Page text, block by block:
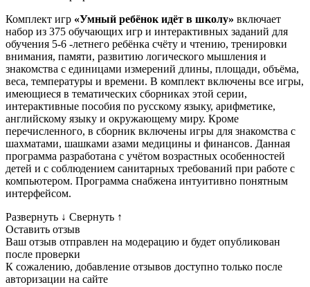
Комплект игр «Умный ребёнок идёт в школу» включает
набор из 375 обучающих игр и интерактивных заданий для
обучения 5-6 -летнего ребёнка счёту и чтению, тренировки
внимания, памяти, развитию логического мышления и
знакомства с единицами измерений длины, площади, объёма,
веса, температуры и времени. В комплект включены все игры,
имеющиеся в тематических сборниках этой серии,
интерактивные пособия по русскому языку, арифметике,
английскому языку и окружающему миру. Кроме
перечисленного, в сборник включены игры для знакомства с
шахматами, шашками азами медицины и финансов. Данная
программа разработана с учётом возрастных особенностей
детей и с соблюдением санитарных требований при работе c
компьютером. Программа снабжена интуитивно понятным
интерфейсом.
Развернуть ↓ Свернуть ↑
Оставить отзыв
Ваш отзыв отправлен на модерацию и будет опубликован
после проверки
К сожалению, добавление отзывов доступно только после
авторизации на сайте